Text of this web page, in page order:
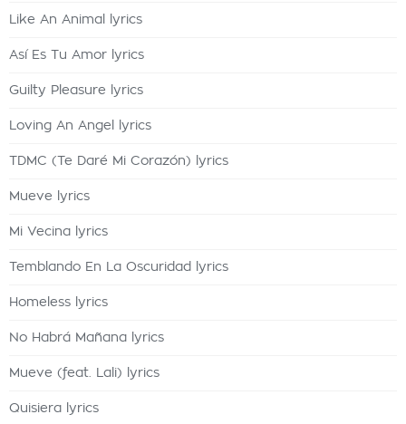
Like An Animal lyrics
Así Es Tu Amor lyrics
Guilty Pleasure lyrics
Loving An Angel lyrics
TDMC (Te Daré Mi Corazón) lyrics
Mueve lyrics
Mi Vecina lyrics
Temblando En La Oscuridad lyrics
Homeless lyrics
No Habrá Mañana lyrics
Mueve (feat. Lali) lyrics
Quisiera lyrics